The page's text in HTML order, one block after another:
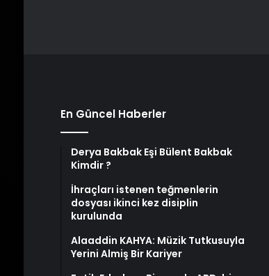
En Güncel Haberler
Derya Bakbak Eşi Bülent Bakbak
Kimdir ?
İhraçları istenen teğmenlerin
dosyası ikinci kez disiplin
kurulunda
Alaaddin KAHYA: Müzik Tutkusuyla
Yerini Almiş Bir Kariyer